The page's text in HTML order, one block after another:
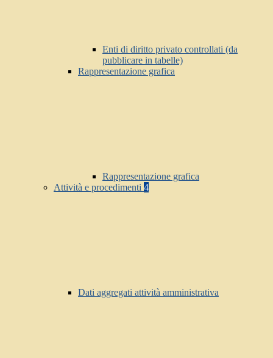
Enti di diritto privato controllati (da
pubblicare in tabelle)
Rappresentazione grafica
Rappresentazione grafica
Attività e procedimenti 4
Dati aggregati attività amministrativa